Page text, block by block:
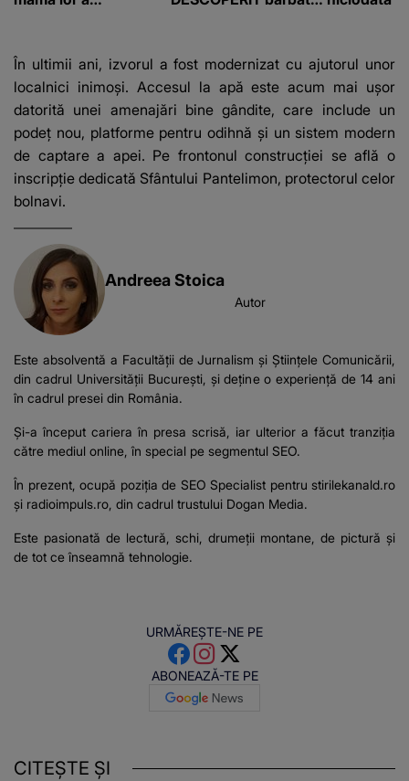
banii obținuți? SUMA
În ultimii ani, izvorul a fost modernizat cu ajutorul unor
localnici inimoși. Accesul la apă este acum mai ușor
datorită unei amenajări bine gândite, care include un
podeț nou, platforme pentru odihnă și un sistem modern
de captare a apei. Pe frontonul construcției se află o
inscripție dedicată Sfântului Pantelimon, protectorul celor
bolnavi.
Andreea Stoica
Autor
Este absolventă a Facultății de Jurnalism și Științele Comunicării,
din cadrul Universității București, şi deţine o experienţă de 14 ani
în cadrul presei din România.
Şi-a început cariera în presa scrisă, iar ulterior a făcut tranziţia
către mediul online, în special pe segmentul SEO.
În prezent, ocupă poziţia de SEO Specialist pentru stirilekanald.ro
şi radioimpuls.ro, din cadrul trustului Dogan Media.
Este pasionată de lectură, schi, drumeţii montane, de pictură şi
de tot ce înseamnă tehnologie.
URMĂREȘTE-NE PE
ABONEAZĂ-TE PE
CITEȘTE ȘI